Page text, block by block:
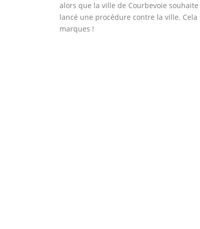
alors que la ville de Courbevoie
lancé une procédure contre la ville.
marques !